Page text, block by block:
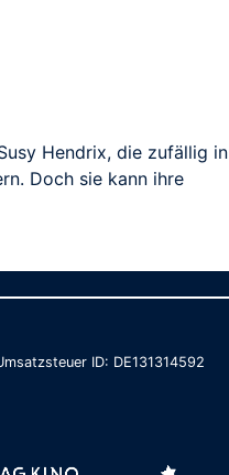
Hendrix, die zufällig in
Doch sie kann ihre
ID: DE131314592